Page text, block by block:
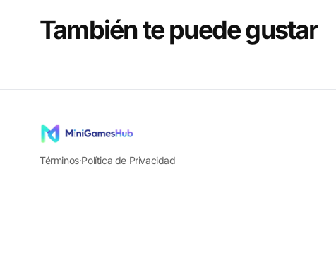
También te puede gustar
Términos·Política de Privacidad